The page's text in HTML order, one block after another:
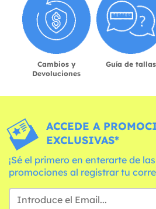
Cambios y
Devoluciones
Guía de tallas
ACCEDE A
EXCLUSIVAS*
¡Sé el primero en enterarte de
promociones al registrar tu